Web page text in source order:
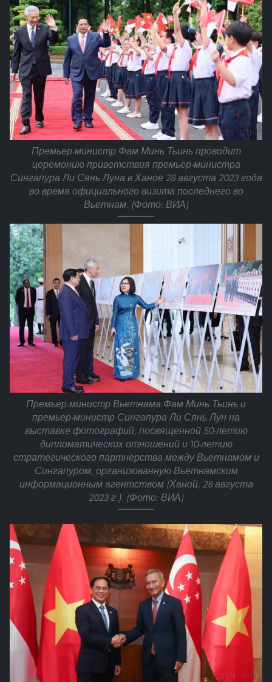
Премьер-министр Фам Минь Тьинь проводит
церемонию приветствия премьер-министра
Сингапура Ли Сянь Луна в Ханое 28 августа 2023 года
во время официального визита последнего во
Вьетнам. (Фото: ВИА)
Премьер-министр Вьетнама Фам Минь Тьинь и
премьер-министр Сингапура Ли Сянь Лун на
выставке фотографий, посвященной 50-летию
дипломатических отношений и 10-летию
стратегического партнерства между Вьетнамом и
Сингапуром, организованную Вьетнамским
информационным агентством (Ханой, 28 августа
2023 г.). (Фото: ВИА)